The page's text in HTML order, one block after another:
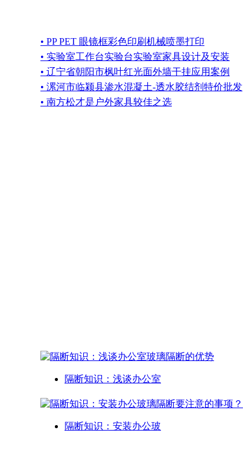
• PP PET 眼镜框彩色印刷机械喷墨打印
• 实验室工作台实验台实验室家具设计及安装
• 辽宁省朝阳市枫叶红光面外墙干挂应用案例
• 漯河市临颍县渗水混凝土-透水胶结剂特价批发
• 南方松才是户外家具较佳之选
隔断知识：浅谈办公室
隔断知识：安装办公玻